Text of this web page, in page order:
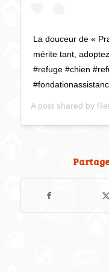
La douceur de «
mérite tant,
#refuge #chien
A post shared by